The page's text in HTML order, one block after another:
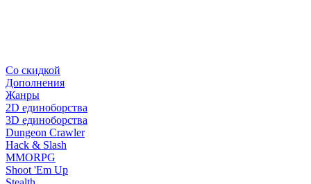
Со скидкой
Дополнения
Жанры
2D единоборства
3D единоборства
Dungeon Crawler
Hack & Slash
MMORPG
Shoot 'Em Up